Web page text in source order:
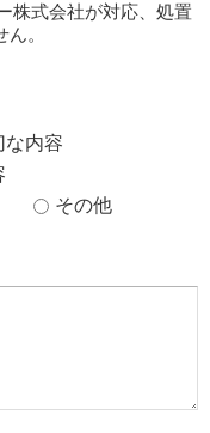
株式会社が対応、処置
。
な内容
その他